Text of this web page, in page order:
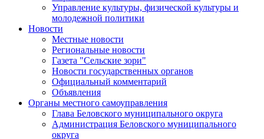
Управление культуры, физической культуры и
молодежной политики
Новости
Местные новости
Региональные новости
Газета "Сельские зори"
Новости государственных органов
Официальный комментарий
Объявления
Органы местного самоуправления
Глава Беловского муниципального округа
Администрация Беловского муниципального
округа